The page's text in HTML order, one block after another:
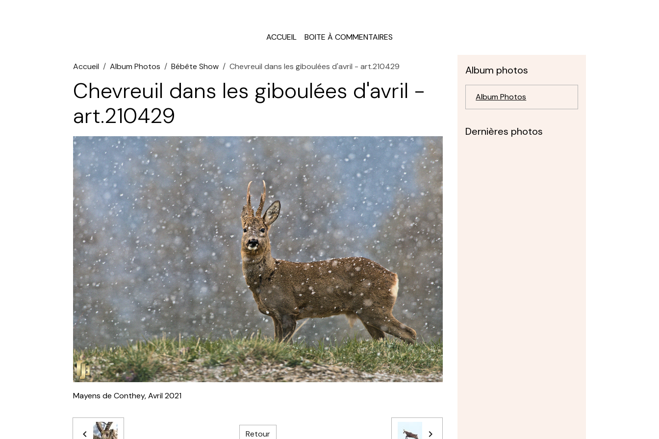
ACCUEIL BOITE À COMMENTAIRES
Accueil Album Photos Bébête Show Chevreuil dans les giboulées d'avril - art.210429
Chevreuil dans les giboulées d'avril -
art.210429
Mayens de Conthey, Avril 2021
Retour
Album photos
Album Photos
Dernières photos